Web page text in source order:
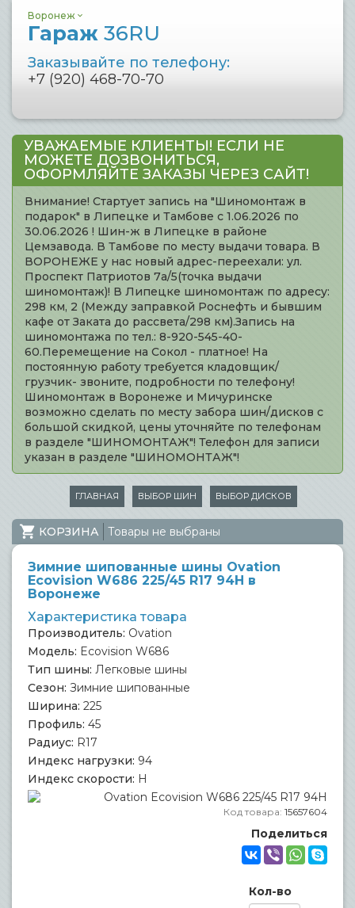
Воронеж
Гараж 36RU
Заказывайте по телефону:
+7 (920) 468-70-70
УВАЖАЕМЫЕ КЛИЕНТЫ! ЕСЛИ НЕ
МОЖЕТЕ ДОЗВОНИТЬСЯ,
ОФОРМЛЯЙТЕ ЗАКАЗЫ ЧЕРЕЗ САЙТ!
Внимание! Стартует запись на "Шиномонтаж в
подарок" в Липецке и Тамбове с 1.06.2026 по
30.06.2026 ! Шин-ж в Липецке в районе
Цемзавода. В Тамбове по месту выдачи товара. В
ВОРОНЕЖЕ у нас новый адрес-переехали: ул.
Проспект Патриотов 7а/5(точка выдачи
шиномонтаж)! В Липецке шиномонтаж по адресу:
298 км, 2 (Между заправкой Роснефть и бывшим
кафе от Заката до рассвета/298 км).Запись на
шиномонтажа по тел.: 8-920-545-40-
60.Перемещение на Сокол - платное! На
постоянную работу требуется кладовщик/
грузчик- звоните, подробности по телефону!
Шиномонтаж в Воронеже и Мичуринске
возможно сделать по месту забора шин/дисков с
большой скидкой, цены уточняйте по телефонам
в разделе "ШИНОМОНТАЖ"! Телефон для записи
указан в разделе "ШИНОМОНТАЖ"!
ГЛАВНАЯ ВЫБОР ШИН ВЫБОР ДИСКОВ
КОРЗИНА Товары не выбраны
Зимние шипованные шины Ovation
Ecovision W686 225/45 R17 94H в
Воронеже
Характеристика товара
Производитель: Ovation
Модель: Ecovision W686
Тип шины: Легковые шины
Сезон: Зимние шипованные
Ширина: 225
Профиль: 45
Радиус: R17
Индекс нагрузки: 94
Индекс скорости: H
Код товара: 15657604
Поделиться
Кол-во